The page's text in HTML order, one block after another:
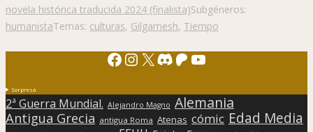
novela histórica traducida 2024 (finalista)Subgéneros:
humanistaTemas: culturas, Gilgamesh, Tiempo
Facebook
Instagram
X Discord
Patreon
YouTube
Sorpresa
2ª Guerra Mundial. Alejandro Magno Alemania
Antigua Grecia antigua Roma Atenas cómic Edad Media